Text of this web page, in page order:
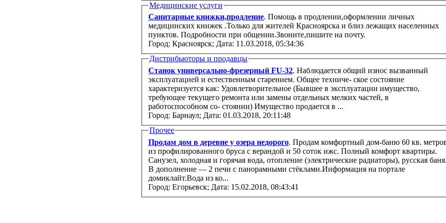
Медицинские услуги
Санитарные книжки,продление. Помощь в продлении,оформлении личных
медицинских книжек .Только для жителей Красноярска и близ лежащих населенных
пунктов. Подробности при общении.Звоните,пишите на почту.
Город: Красноярск; Дата: 11.03.2018, 05:34:36
Дистрибьюторы и продавцы
Станок универсально-фрезерный FU-32. Наблюдается общий износ вызванный
эксплуатацией и естественным старением. Общее техниче- ское состояние
характеризуется как: Удовлетворительное (Бывшее в эксплуатации имущество,
требующее текущего ремонта или замены отдельных мелких частей, в
работоспособном со- стоянии) Имущество продается в ...
Город: Барнаул; Дата: 01.03.2018, 20:11:48
Прочее
Продам дом в деревне у озера недорого. Продам комфортный дом-баню 60 кв.
из профилированного бруса с верандой и 50 соток ижс. Полный комфорт квартиры.
Санузел, холодная и горячая вода, отопление (электрические радиаторы), русская баня.
В дополнение — 2 печи с панорамными стёклами.Информация на портале
домиклайт.Вода из ко...
Город: Егорьевск; Дата: 15.02.2018, 08:43:41